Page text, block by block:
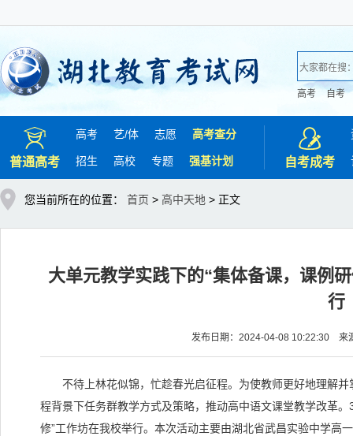
高考 自考
普通高考
高考 艺/体 志愿 高考查分
招生 高校 专题 强基计划 自考成考
您当前所在的位置： 首页 > 高中天地 > 正文
大单元教学实践下的“集体备课，课例
行
发布日期：2024-04-08 10:22:30 来
不待上林花似锦，忙趁春光启征程。为使教师更好地理解并
程背景下任务群教学方式及策略，推动高中语文课堂教学改革
修”工作坊在我校举行。本次活动主要由湖北省武昌实验中学高